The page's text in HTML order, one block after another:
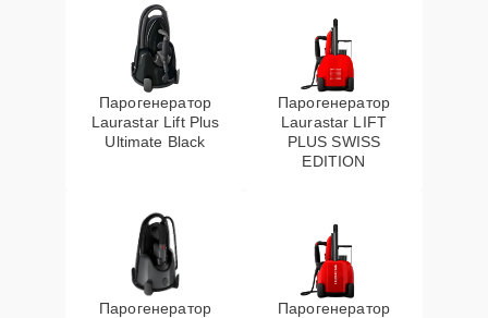
Парогенератор
Laurastar Lift Plus
Ultimate Black
Парогенератор
Laurastar LIFT
PLUS SWISS
EDITION
Парогенератор
Парогенератор